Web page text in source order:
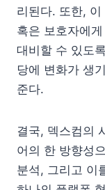
리된다. 또한,
혹은 보호자에
대비할 수 있도
당에 변화가 생
준다.
결국, 덱스컴의
어의 한 방향성
분석, 그리고 이